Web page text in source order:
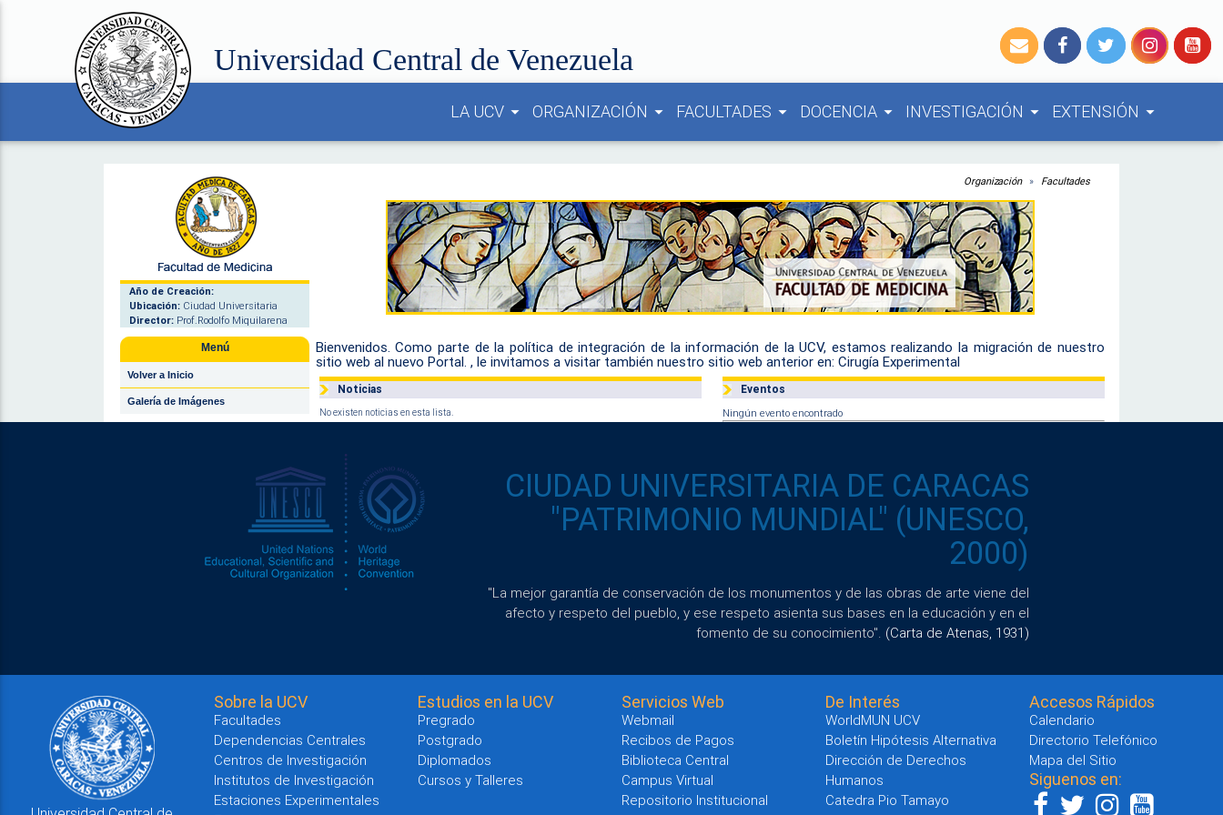
Universidad Central de Venezuela
LA UCV arrow_drop_down ORGANIZACIÓN arrow_drop_down FACULTADES arrow_drop_down DOCENCIA arrow_drop_down INVESTIGACIÓN arrow_drop_down EXTENSIÓN arrow_drop_down
Año de Creación:
Ubicación: Ciudad Universitaria
Director: Prof.Rodolfo Miquilarena
Menú
Volver a Inicio
Galería de Imágenes
Organización Facultades
Bienvenidos. Como parte de la política de integración de la información de la UCV, estamos realizando la migración de nuestro
sitio web al nuevo Portal. , le invitamos a visitar también nuestro sitio web anterior en: Cirugía Experimental
Noticias
No existen noticias en esta lista.
Eventos
Ningún evento encontrado
CIUDAD UNIVERSITARIA DE CARACAS
"PATRIMONIO MUNDIAL" (UNESCO,
2000)
"La mejor garantía de conservación de los monumentos y de las obras de arte viene del
afecto y respeto del pueblo, y ese respeto asienta sus bases en la educación y en el
fomento de su conocimiento". (Carta de Atenas, 1931)
Sobre la UCV
Facultades
Dependencias Centrales
Centros de Investigación
Institutos de Investigación
Estaciones Experimentales
Estudios en la UCV
Pregrado
Postgrado
Diplomados
Cursos y Talleres
Servicios Web
Webmail
Recibos de Pagos
Biblioteca Central
Campus Virtual
Repositorio Institucional
De Interés
WorldMUN UCV
Boletín Hipótesis Alternativa
Dirección de Derechos
Humanos
Catedra Pio Tamayo
Accesos Rápidos
Calendario
Directorio Telefónico
Mapa del Sitio
Siguenos en: